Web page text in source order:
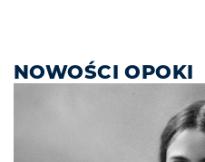
NOWOŚCI OPOKI